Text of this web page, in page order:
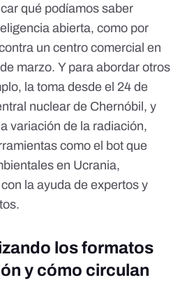
qué podíamos saber
abierta, como por
un centro comercial en
marzo. Y para abordar otros
la toma desde el 24 de
nuclear de Chernóbil, y
variación de la radiación,
como el bot que
en Ucrania,
la ayuda de expertos y
los formatos
y cómo circulan